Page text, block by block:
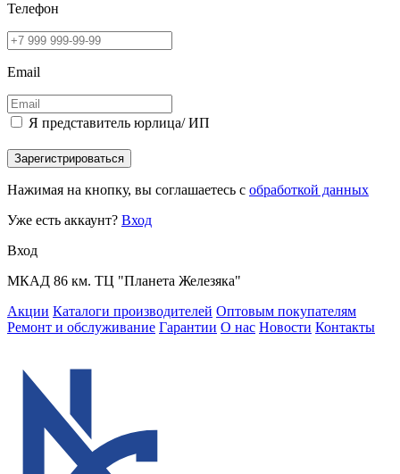
Телефон
Email
Я представитель юрлица/ ИП
Зарегистрироваться
Нажимая на кнопку, вы соглашаетесь с обработкой данных
Уже есть аккаунт? Вход
Вход
МКАД 86 км. ТЦ "Планета Железяка"
Акции Каталоги производителей Оптовым покупателям
Ремонт и обслуживание Гарантии О нас Новости Контакты